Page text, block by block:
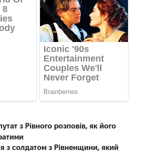
з Рівного розповів, як його
з солдатом з Рівненщини, який